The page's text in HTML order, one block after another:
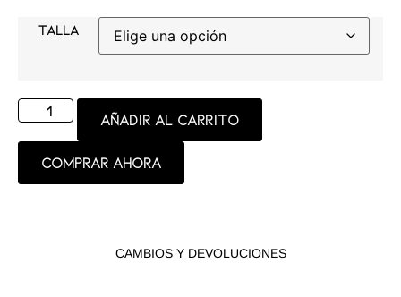
TALLA
Añadir al carrito
Comprar ahora
CAMBIOS Y DEVOLUCIONES